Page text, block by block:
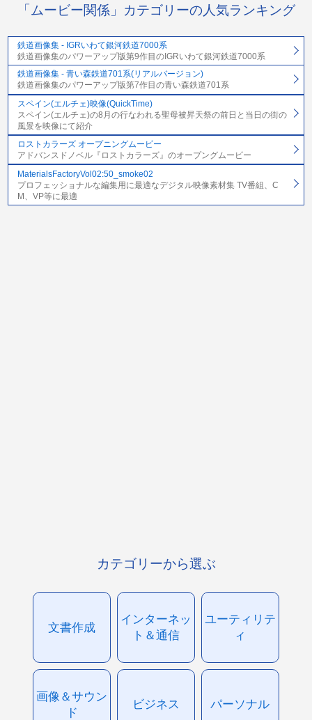
「ムービー関係」カテゴリーの人気ランキング
鉄道画像集 - IGRいわて銀河鉄道7000系
鉄道画像集のパワーアップ版第9作目のIGRいわて銀河鉄道7000系
鉄道画像集 - 青い森鉄道701系(リアルバージョン)
鉄道画像集のパワーアップ版第7作目の青い森鉄道701系
スペイン(エルチェ)映像(QuickTime)
スペイン(エルチェ)の8月の行なわれる聖母被昇天祭の前日と当日の街の
風景を映像にて紹介
ロストカラーズ オープニングムービー
アドバンスドノベル『ロストカラーズ』のオープングムービー
MaterialsFactoryVol02:50_smoke02
プロフェッショナルな編集用に最適なデジタル映像素材集 TV番組、C
M、VP等に最適
カテゴリーから選ぶ
文書作成
インターネッ
ト＆通信
ユーティリテ
ィ
画像＆サウン
ド
ビジネス パーソナル